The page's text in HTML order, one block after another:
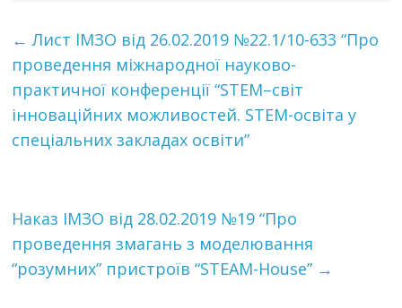
← Лист ІМЗО від 26.02.2019 №22.1/10-633 “Про
проведення міжнародної науково-
практичної конференції “STEM–світ
інноваційних можливостей. STEM-освіта у
спеціальних закладах освіти”
Наказ ІМЗО від 28.02.2019 №19 “Про
проведення змагань з моделювання
“розумних” пристроїв “STEAM-House” →